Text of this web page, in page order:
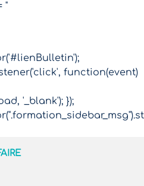
"
function(event)
'_blank'); });